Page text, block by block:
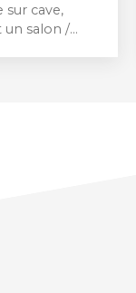
sur cave,
un salon /